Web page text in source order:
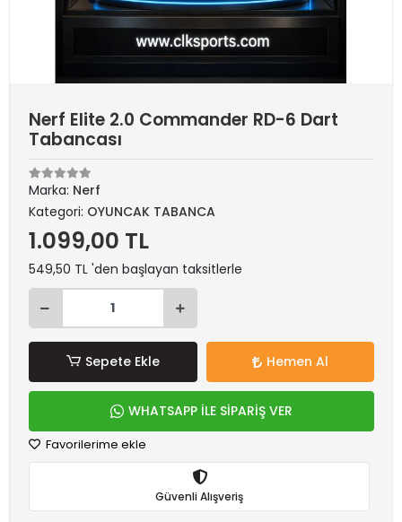
Nerf Elite 2.0 Commander RD-6 Dart
Tabancası
Marka: Nerf
Kategori: OYUNCAK TABANCA
1.099,00 TL
549,50 TL 'den başlayan taksitlerle
Sepete Ekle Hemen Al
WHATSAPP İLE SİPARİŞ VER
Favorilerime ekle
Güvenli Alışveriş